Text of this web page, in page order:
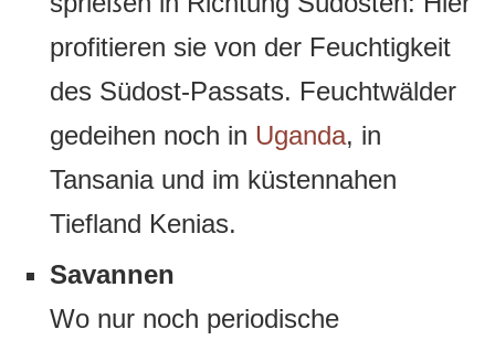
profitieren sie von der Feuchtigkeit
des Südost-Passats. Feuchtwälder
gedeihen noch in Uganda, in
Tansania und im küstennahen
Tiefland Kenias.
Savannen
Wo nur noch periodische